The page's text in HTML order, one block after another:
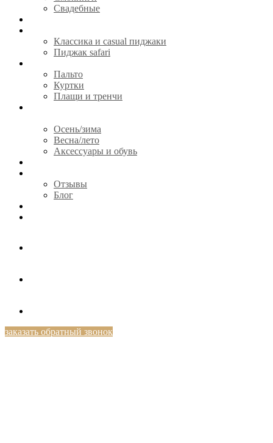
Свадебные
Классика и casual пиджаки
Пиджак safari
Пальто
Куртки
Плащи и тренчи
Осень/зима
Весна/лето
Аксессуары и обувь
Отзывы
Блог
заказать обратный звонок